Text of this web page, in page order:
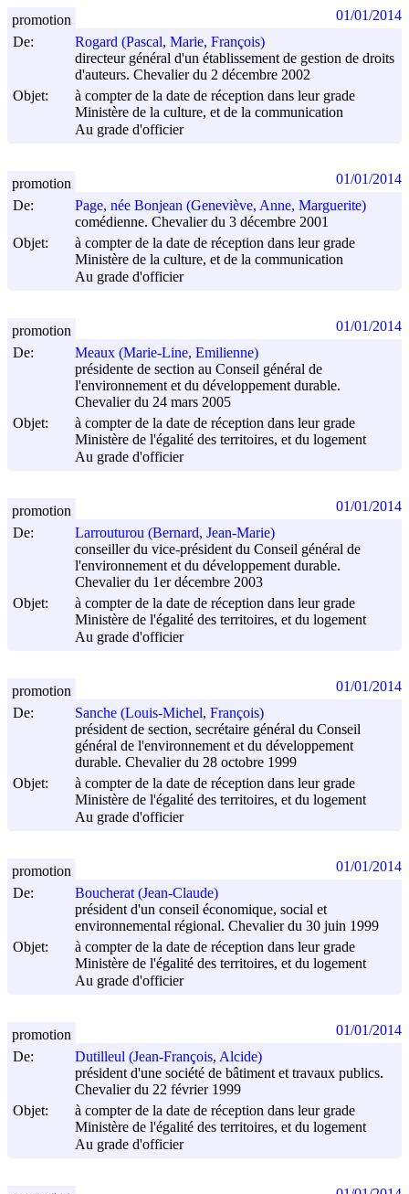
De:
Rogard (Pascal, Marie, François)
directeur général d'un établissement de gestion de droits
d'auteurs. Chevalier du 2 décembre 2002
Objet:
à compter de la date de réception dans leur grade
Ministère de la culture, et de la communication
Au grade d'officier
promotion 01/01/2014
De:
Page, née Bonjean (Geneviève, Anne, Marguerite)
comédienne. Chevalier du 3 décembre 2001
Objet:
à compter de la date de réception dans leur grade
Ministère de la culture, et de la communication
Au grade d'officier
promotion 01/01/2014
De:
Meaux (Marie-Line, Emilienne)
présidente de section au Conseil général de
l'environnement et du développement durable.
Chevalier du 24 mars 2005
Objet:
à compter de la date de réception dans leur grade
Ministère de l'égalité des territoires, et du logement
Au grade d'officier
promotion 01/01/2014
De:
Larrouturou (Bernard, Jean-Marie)
conseiller du vice-président du Conseil général de
l'environnement et du développement durable.
Chevalier du 1er décembre 2003
Objet:
à compter de la date de réception dans leur grade
Ministère de l'égalité des territoires, et du logement
Au grade d'officier
promotion 01/01/2014
De:
Sanche (Louis-Michel, François)
président de section, secrétaire général du Conseil
général de l'environnement et du développement
durable. Chevalier du 28 octobre 1999
Objet:
à compter de la date de réception dans leur grade
Ministère de l'égalité des territoires, et du logement
Au grade d'officier
promotion 01/01/2014
De:
Boucherat (Jean-Claude)
président d'un conseil économique, social et
environnemental régional. Chevalier du 30 juin 1999
Objet:
à compter de la date de réception dans leur grade
Ministère de l'égalité des territoires, et du logement
Au grade d'officier
promotion 01/01/2014
De:
Dutilleul (Jean-François, Alcide)
président d'une société de bâtiment et travaux publics.
Chevalier du 22 février 1999
Objet:
à compter de la date de réception dans leur grade
Ministère de l'égalité des territoires, et du logement
Au grade d'officier
promotion 01/01/2014